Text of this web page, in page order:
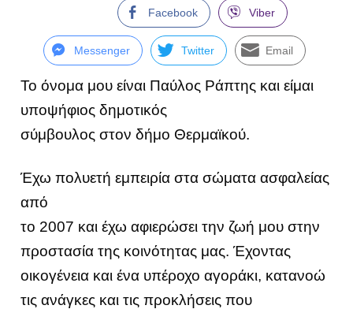
Facebook Viber
Messenger Twitter Email
Το όνομα μου είναι Παύλος Ράπτης και είμαι
υποψήφιος δημοτικός
σύμβουλος στον δήμο Θερμαϊκού.
Έχω πολυετή εμπειρία στα σώματα ασφαλείας
από
το 2007 και έχω αφιερώσει την ζωή μου στην
προστασία της κοινότητας μας. Έχοντας
οικογένεια και ένα υπέροχο αγοράκι, κατανοώ
τις ανάγκες και τις προκλήσεις που